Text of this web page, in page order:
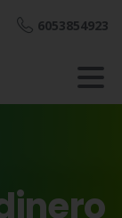
6053854923